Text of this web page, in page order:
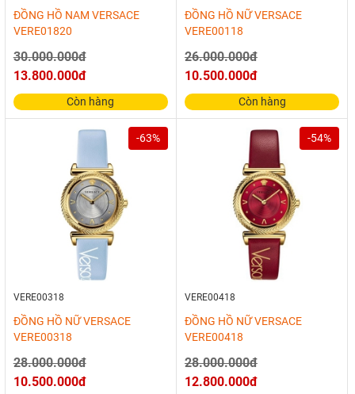
ĐỒNG HỒ NAM VERSACE
VERE01820
30.000.000đ
13.800.000đ
Còn hàng
ĐỒNG HỒ NỮ VERSACE
VERE00118
26.000.000đ
10.500.000đ
Còn hàng
-63%
VERE00318
ĐỒNG HỒ NỮ VERSACE
VERE00318
28.000.000đ
10.500.000đ
-54%
VERE00418
ĐỒNG HỒ NỮ VERSACE
VERE00418
28.000.000đ
12.800.000đ